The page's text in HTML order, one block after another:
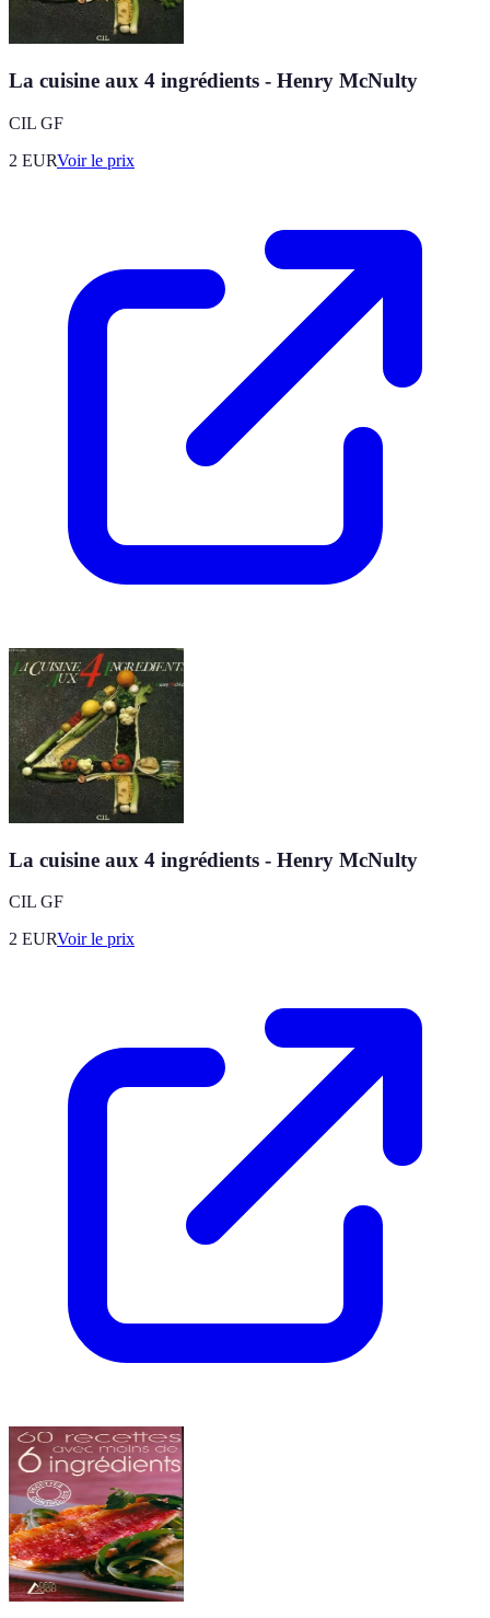
La cuisine aux 4 ingrédients - Henry McNulty
CIL GF
2 EURVoir le prix
La cuisine aux 4 ingrédients - Henry McNulty
CIL GF
2 EURVoir le prix